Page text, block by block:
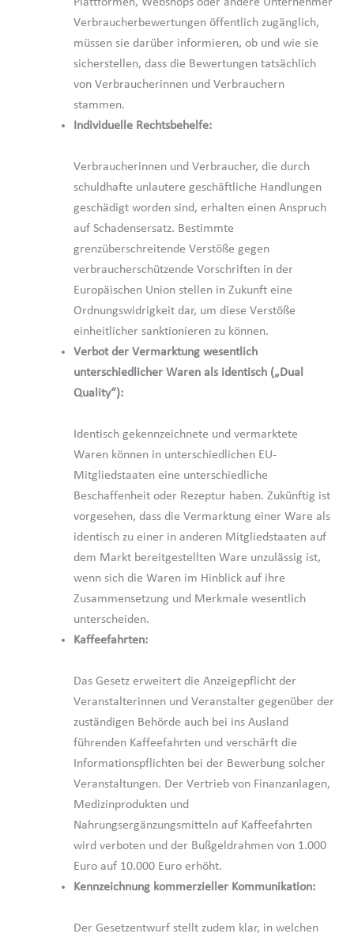
Verbraucherbewertungen öffentlich zugänglich,
müssen sie darüber informieren, ob und wie sie
sicherstellen, dass die Bewertungen tatsächlich
von Verbraucherinnen und Verbrauchern
stammen.
Individuelle Rechtsbehelfe:
Verbraucherinnen und Verbraucher, die durch
schuldhafte unlautere geschäftliche Handlungen
geschädigt worden sind, erhalten einen Anspruch
auf Schadensersatz. Bestimmte
grenzüberschreitende Verstöße gegen
verbraucherschützende Vorschriften in der
Europäischen Union stellen in Zukunft eine
Ordnungswidrigkeit dar, um diese Verstöße
einheitlicher sanktionieren zu können.
Verbot der Vermarktung wesentlich
unterschiedlicher Waren als identisch („Dual
Quality“):
Identisch gekennzeichnete und vermarktete
Waren können in unterschiedlichen EU-
Mitgliedstaaten eine unterschiedliche
Beschaffenheit oder Rezeptur haben. Zukünftig ist
vorgesehen, dass die Vermarktung einer Ware als
identisch zu einer in anderen Mitgliedstaaten auf
dem Markt bereitgestellten Ware unzulässig ist,
wenn sich die Waren im Hinblick auf ihre
Zusammensetzung und Merkmale wesentlich
unterscheiden.
Kaffeefahrten:
Das Gesetz erweitert die Anzeigepflicht der
Veranstalterinnen und Veranstalter gegenüber der
zuständigen Behörde auch bei ins Ausland
führenden Kaffeefahrten und verschärft die
Informationspflichten bei der Bewerbung solcher
Veranstaltungen. Der Vertrieb von Finanzanlagen,
Medizinprodukten und
Nahrungsergänzungsmitteln auf Kaffeefahrten
wird verboten und der Bußgeldrahmen von 1.000
Euro auf 10.000 Euro erhöht.
Kennzeichnung kommerzieller Kommunikation:
Der Gesetzentwurf stellt zudem klar, in welchen